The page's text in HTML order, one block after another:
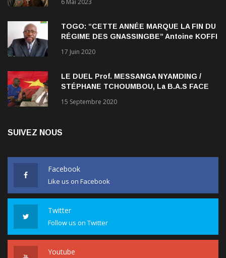
6 Mai 2023
TOGO: “CETTE ANNÉE MARQUE LA FIN DU
RÉGIME DES GNASSINGBE” Antoine KOFFI
17 Juin 2020
LE DUEL Prof. MESSANGA NYAMDING /
STÉPHANE TCHOUMBOU, La B.A.S FACE
15 Septembre 2020
SUIVEZ NOUS
Facebook
Like us on Facebook
Twitter
Follow us on Twitter
Youtube